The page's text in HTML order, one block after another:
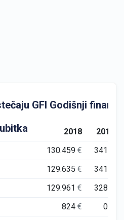
GFI Godišnji
2018
2019
130.459€ 341
129.635€ 341
129.961€ 328
824€ 0